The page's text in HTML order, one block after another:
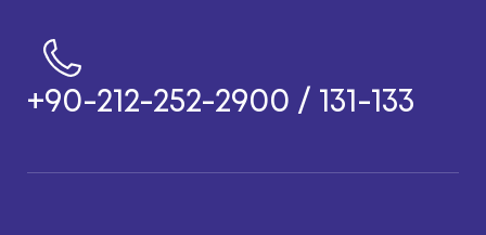
+90-212-252-2900 / 131-133